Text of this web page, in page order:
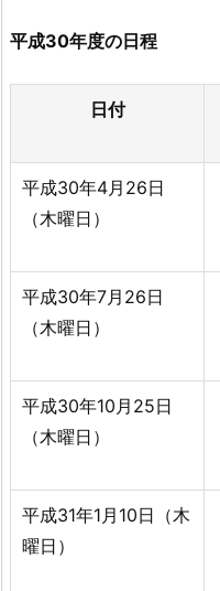
平成30年度の日程
日付
平成30年4月26日
（木曜日）
平成30年7月26日
（木曜日）
平成30年10月25日
（木曜日）
平成31年1月10日（木
曜日）